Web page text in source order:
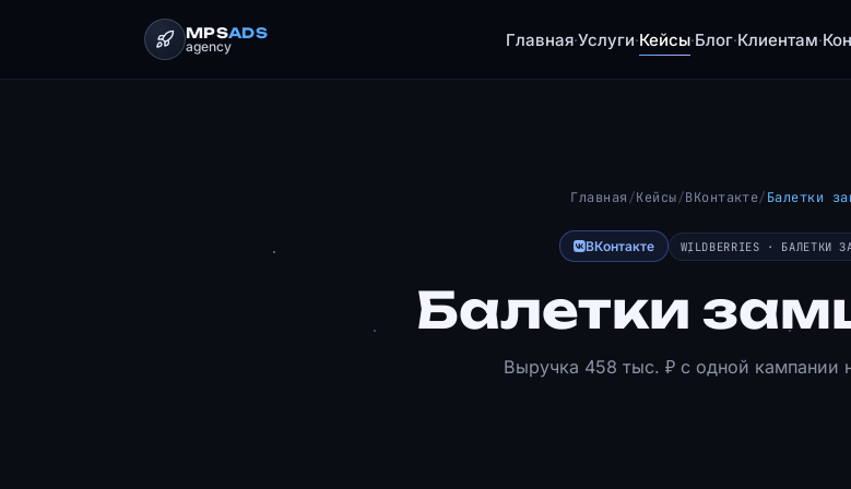
MPSADS
agency Главная·Услуги·Кейсы·Блог·Клиентам·
Главная/Кейсы/ВКонтакте/Балетки
ВКонтакте WILDBERRIES · БАЛЕТКИ
Балетки
Выручка 458 тыс. ₽ с одной кампании